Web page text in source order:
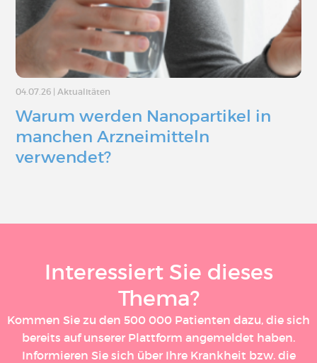
04.07.26 Aktualitäten
Warum werden Nanopartikel in
manchen Arzneimitteln
verwendet?
Interessiert Sie dieses
Thema?
Kommen Sie zu den 500 000 Patienten dazu, die sich
bereits auf unserer Plattform angemeldet haben.
Informieren Sie sich über Ihre Krankheit bzw. die